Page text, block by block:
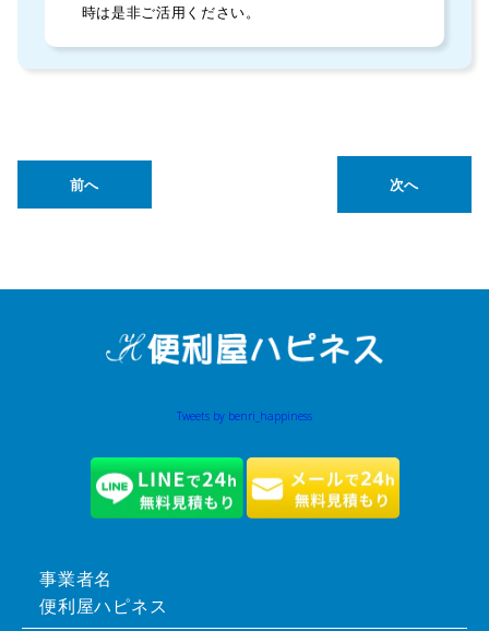
時は是非ご活用ください。
前へ 次へ
Tweets by benri_happiness
事業者名
便利屋ハピネス